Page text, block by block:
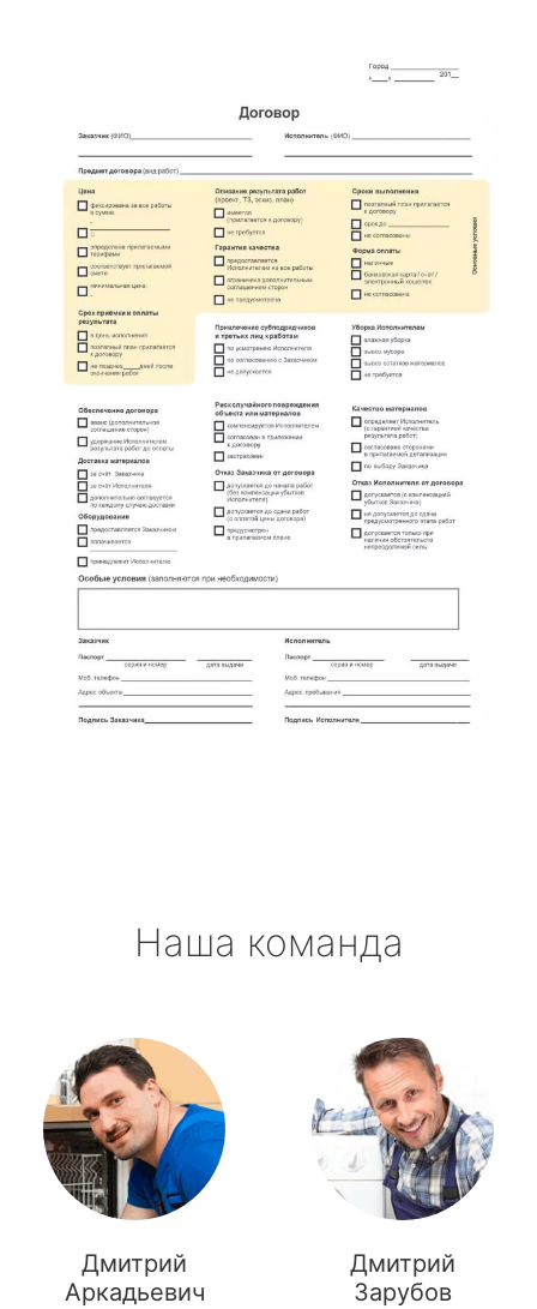
Наша команда
Дмитрий
Аркадьевич
Дмитрий
Зарубов